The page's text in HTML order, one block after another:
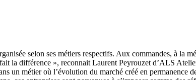
selon ses métiers respectifs. Aux commandes, à la
la différence », reconnait Laurent Peyrouzet d’ALS
métier où l’évolution du marché créé en permanence